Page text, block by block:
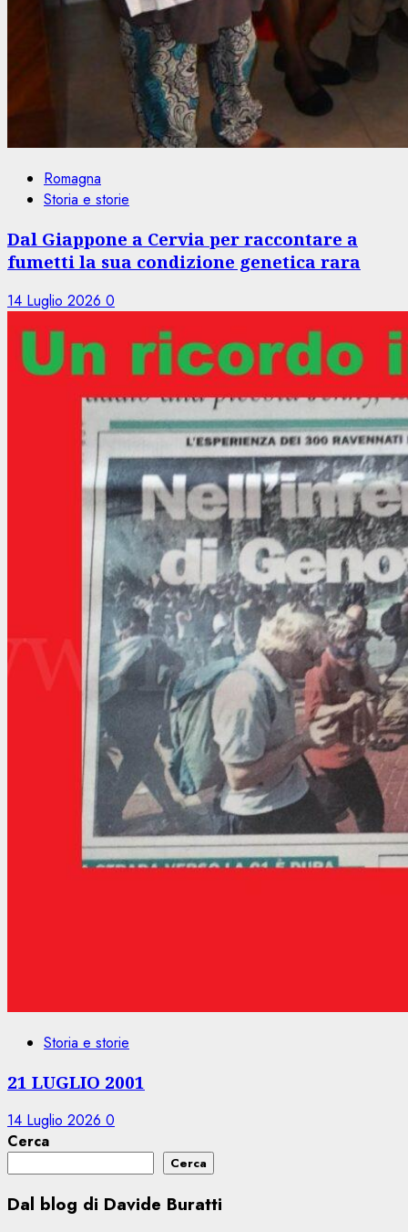
Romagna
Storia e storie
Dal Giappone a Cervia per raccontare a
fumetti la sua condizione genetica rara
14 Luglio 2026 0
Storia e storie
21 LUGLIO 2001
14 Luglio 2026 0
Cerca
Cerca
Dal blog di Davide Buratti